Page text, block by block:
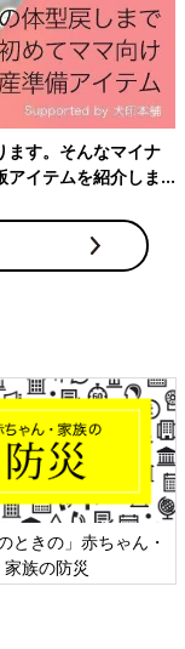
90度に曲げる。
すすめします。フォ
チできるからで
々に回数を増やし
ながら行ってみて
ます。そんなマイナ
イテムを紹介しま
ときの」赤ちゃん・
家族の防災